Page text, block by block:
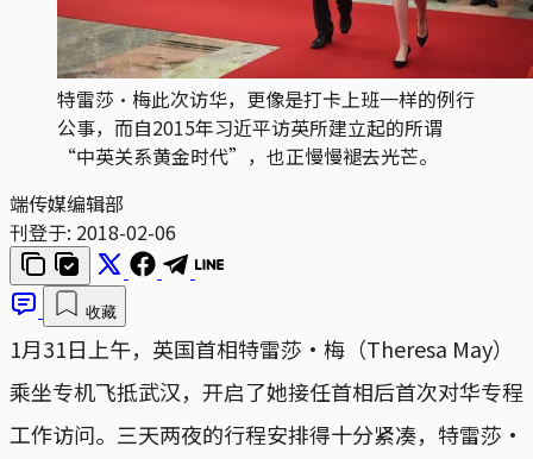
特雷莎·梅此次访华，更像是打卡上班一样的例行
公事，而自2015年习近平访英所建立起的所谓
“中英关系黄金时代”，也正慢慢褪去光芒。
端传媒编辑部
刊登于: 2018-02-06
收藏
1月31日上午，英国首相特雷莎·梅（Theresa May）
乘坐专机飞抵武汉，开启了她接任首相后首次对华专程
工作访问。三天两夜的行程安排得十分紧凑，特雷莎·